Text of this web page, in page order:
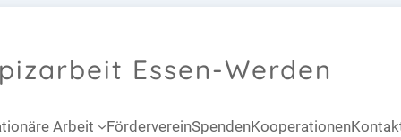
Essen-Werden
Arbeit FördervereinSpendenKooperationen